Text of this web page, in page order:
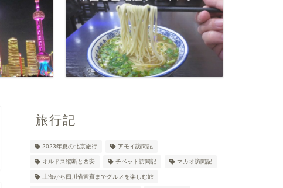
旅行記
2023年夏の北京旅行 アモイ訪問記
オルドス縦断と西安 チベット訪問記 マカオ訪問記
上海から四川省宜賓までグルメを楽しむ旅